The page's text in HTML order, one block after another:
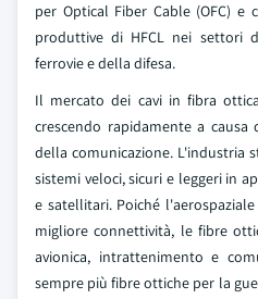
per Optical Fiber Cable (OFC) e
produttive di HFCL nei settori
ferrovie e della difesa.
Il mercato dei cavi in fibra
crescendo rapidamente a
della comunicazione. L'industria
sistemi veloci, sicuri e leggeri in
e satellitari. Poiché
migliore connettività, le fibre
avionica, intrattenimento e
sempre più fibre ottiche per la